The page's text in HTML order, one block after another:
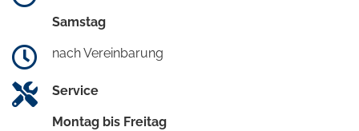
Samstag
nach Vereinbarung
Service
Montag bis Freitag